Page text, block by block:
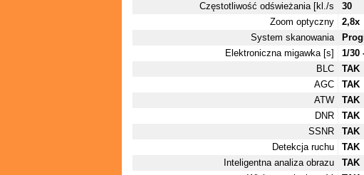
Częstotliwość odświeżania [kl./s
30
Zoom optyczny
2,8x
System skanowania
Elektroniczna migawka [s]
1/30
BLC
TAK
AGC
TAK
ATW
TAK
DNR
TAK
SSNR
TAK
Detekcja ruchu
TAK
Inteligentna analiza obrazu
TAK